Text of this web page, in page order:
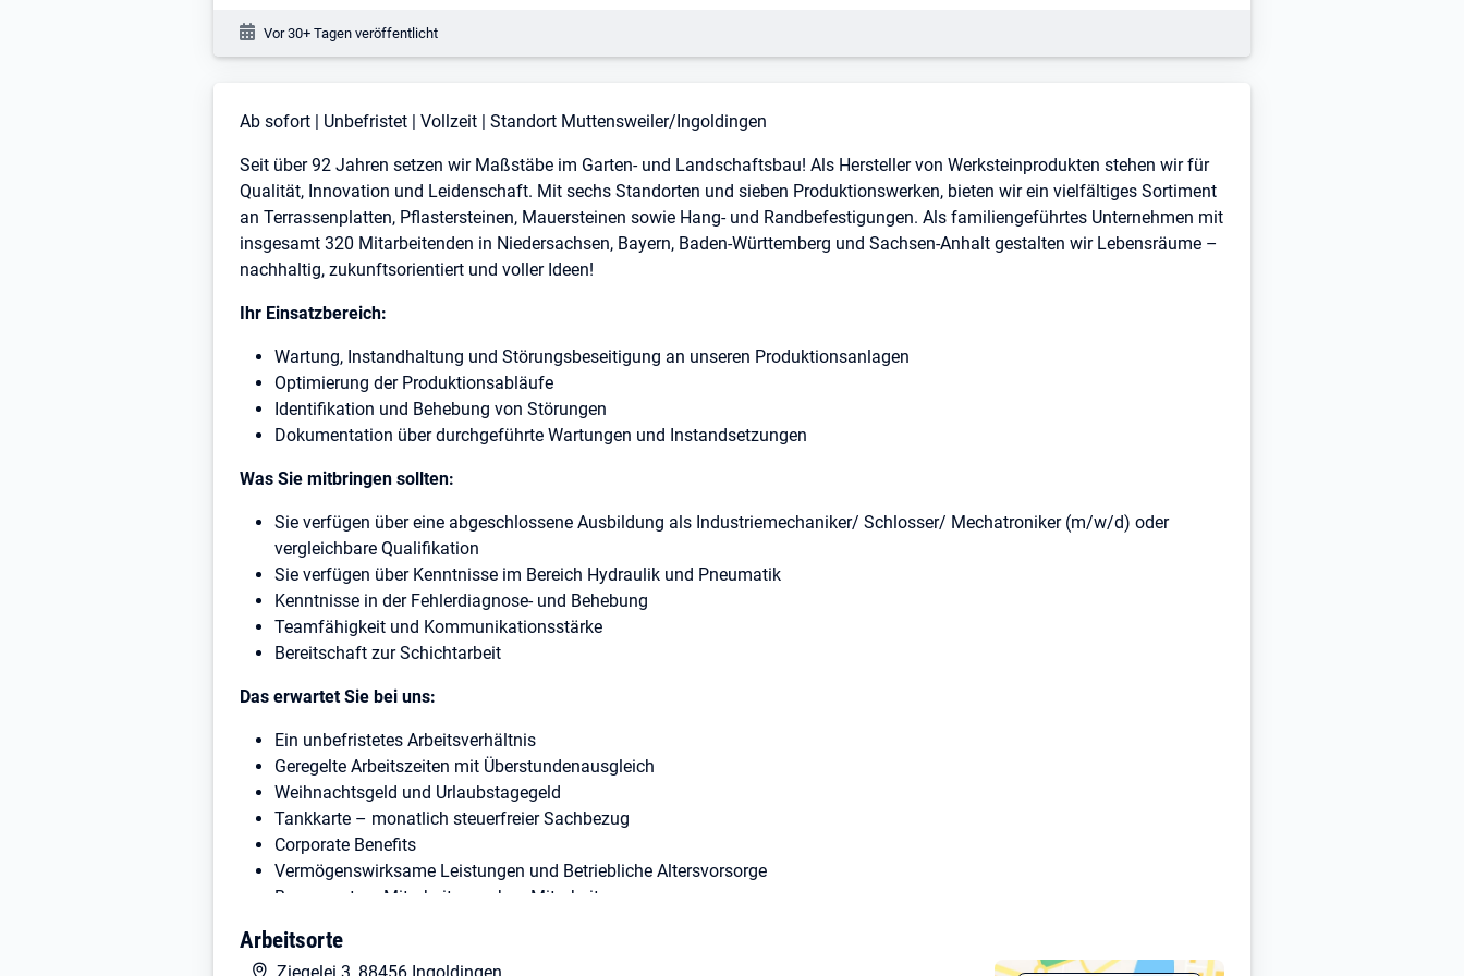
Veröffentlichungsdatum:
Vor 30+ Tagen veröffentlicht
Stellenbeschreibung
Ab sofort | Unbefristet | Vollzeit | Standort Muttensweiler/Ingoldingen
Seit über 92 Jahren setzen wir Maßstäbe im Garten- und Landschaftsbau! Als Hersteller von Werksteinprodukten stehen wir für
Qualität, Innovation und Leidenschaft. Mit sechs Standorten und sieben Produktionswerken, bieten wir ein vielfältiges Sortiment
an Terrassenplatten, Pflastersteinen, Mauersteinen sowie Hang- und Randbefestigungen. Als familiengeführtes Unternehmen mit
insgesamt 320 Mitarbeitenden in Niedersachsen, Bayern, Baden-Württemberg und Sachsen-Anhalt gestalten wir Lebensräume –
nachhaltig, zukunftsorientiert und voller Ideen!
Ihr Einsatzbereich:
Wartung, Instandhaltung und Störungsbeseitigung an unseren Produktionsanlagen
Optimierung der Produktionsabläufe
Identifikation und Behebung von Störungen
Dokumentation über durchgeführte Wartungen und Instandsetzungen
Was Sie mitbringen sollten:
Sie verfügen über eine abgeschlossene Ausbildung als Industriemechaniker/ Schlosser/ Mechatroniker (m/w/d) oder
vergleichbare Qualifikation
Sie verfügen über Kenntnisse im Bereich Hydraulik und Pneumatik
Kenntnisse in der Fehlerdiagnose- und Behebung
Teamfähigkeit und Kommunikationsstärke
Bereitschaft zur Schichtarbeit
Das erwartet Sie bei uns:
Ein unbefristetes Arbeitsverhältnis
Geregelte Arbeitszeiten mit Überstundenausgleich
Weihnachtsgeld und Urlaubstagegeld
Tankkarte – monatlich steuerfreier Sachbezug
Corporate Benefits
Vermögenswirksame Leistungen und Betriebliche Altersvorsorge
Bonussystem Mitarbeiter werben Mitarbeiter
Mitarbeiterevents
Arbeitsorte